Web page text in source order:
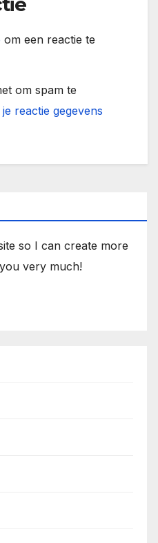
om een reactie te
om spam te
reactie gegevens
so I can create more
very much!